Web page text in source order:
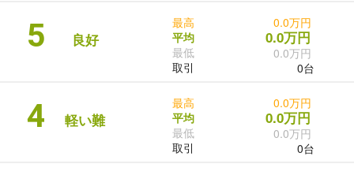
5 良好
最高
平均
最低
取引
0.0万円
0.0万円
0.0万円
0台
4 軽い難
最高
平均
最低
取引
0.0万円
0.0万円
0.0万円
0台